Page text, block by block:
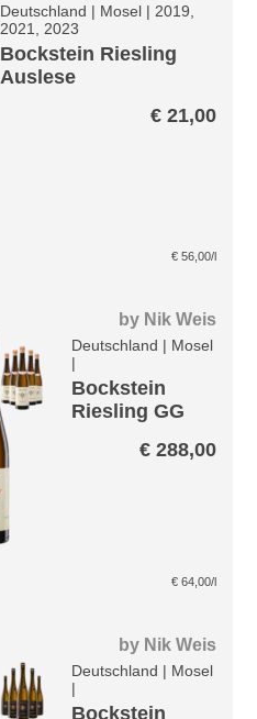
Deutschland | Mosel | 2019,
2021, 2023
Bockstein Riesling
Auslese
€ 21,00
€ 56,00/l
by Nik Weis
Deutschland | Mosel
|
Bockstein
Riesling GG
€ 288,00
€ 64,00/l
by Nik Weis
Deutschland | Mosel
|
Bockstein